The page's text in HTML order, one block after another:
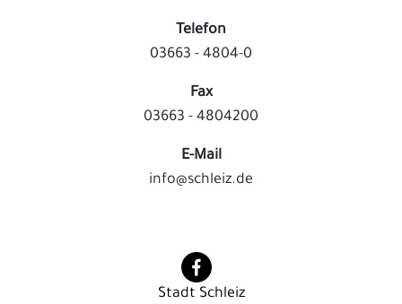
Telefon
03663 - 4804-0
Fax
03663 - 4804200
E-Mail
info@schleiz.de
Stadt Schleiz